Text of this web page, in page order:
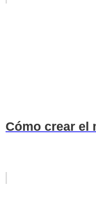
Cómo crear el